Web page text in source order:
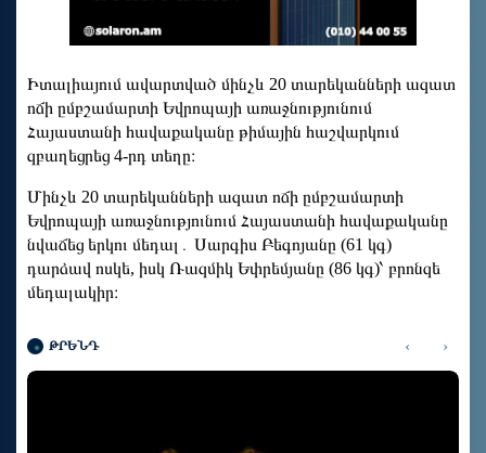
Իտալիայում ավարտված մինչև 20 տարեկանների ազատ
ոճի ըմբշամարտի Եվրոպայի առաջնությունում
Հայաստանի հավաքականը թիմային հաշվարկում
զբաղեցրեց 4-րդ տեղը։
Մինչև 20 տարեկանների ազատ ոճի ըմբշամարտի
Եվրոպայի առաջնությունում Հայաստանի հավաքականը
նվաճեց երկու մեդալ․ Սարգիս Բեգոյանը (61 կգ)
դարձավ ոսկե, իսկ Ռազմիկ Եփրեմյանը (86 կգ)՝ բրոնզե
մեդալակիր։
ԹՐԵՆԴ ‹ ›